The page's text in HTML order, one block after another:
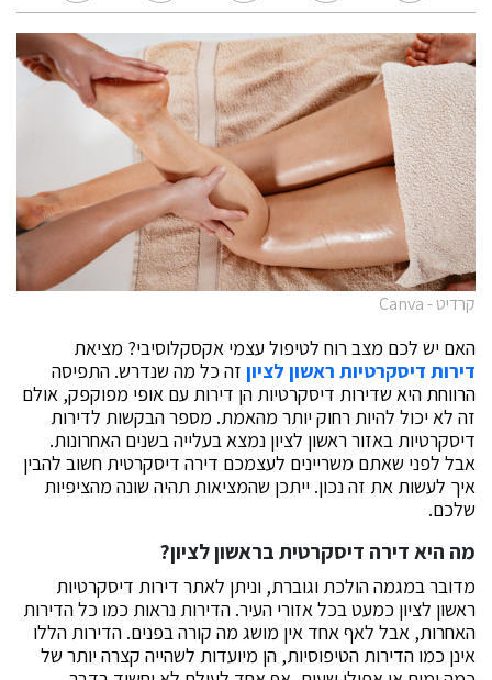
קרדיט - Canva
האם יש לכם מצב רוח לטיפול עצמי אקסקלוסיבי? מציאת
דירות דיסקרטיות ראשון לציון זה כל מה שנדרש. התפיסה
הרווחת היא שדירות דיסקרטיות הן דירות עם אופי מפוקפק, אולם
זה לא יכול להיות רחוק יותר מהאמת. מספר הבקשות לדירות
דיסקרטיות באזור ראשון לציון נמצא בעלייה בשנים האחרונות.
אבל לפני שאתם משריינים לעצמכם דירה דיסקרטית חשוב להבין
איך לעשות את זה נכון. ייתכן שהמציאות תהיה שונה מהציפיות
שלכם.
מה היא דירה דיסקרטית בראשון לציון?
מדובר במגמה הולכת וגוברת, וניתן לאתר דירות דיסקרטיות
ראשון לציון כמעט בכל אזורי העיר. הדירות נראות כמו כל הדירות
האחרות, אבל לאף אחד אין מושג מה קורה בפנים. הדירות הללו
אינן כמו הדירות הטיפוסיות, הן מיועדות לשהייה קצרה יותר של